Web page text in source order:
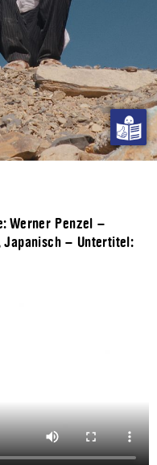
Werner Penzel –
Japanisch – Untertitel: